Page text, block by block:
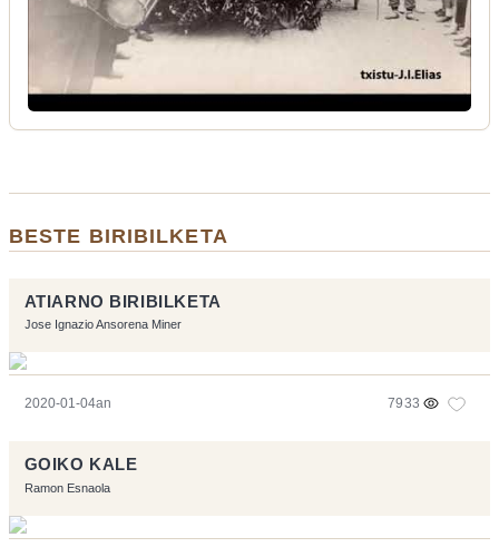
BESTE BIRIBILKETA
ATIARNO BIRIBILKETA
Jose Ignazio Ansorena Miner
2020-01-04an 7933
GOIKO KALE
Ramon Esnaola